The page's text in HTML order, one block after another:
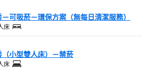
可吸菸－環保方案（無每日清潔服務）
床
（小型雙人床）－禁菸
床